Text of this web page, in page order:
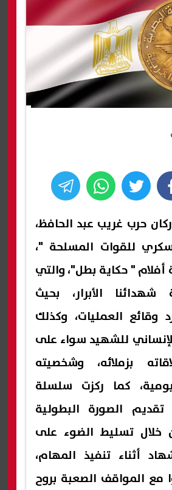
حرب غريب عبد الحافظ،
للقوات المسلحة "،
" حكاية بطل"، والتي
شهدائنا الأبرار، بحيث
العمليات، وكذلك
الإنساني للشهيد سواء على
بزملائه، وشخصيته
كما ركزت سلسلة
تقديم الصورة البطولية
خلال تسليط الضوء على
أثناء تنفيذ المهام،
مع المواقف الصعبة بروح